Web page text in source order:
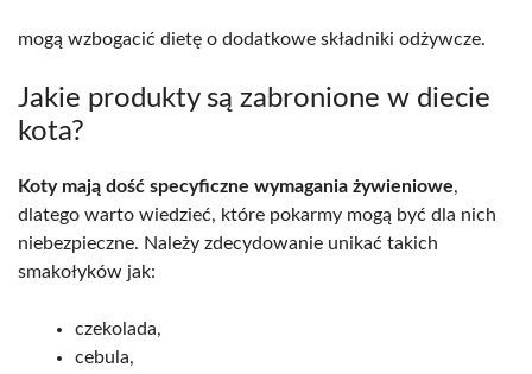
mogą wzbogacić dietę o dodatkowe składniki odżywcze.
Jakie produkty są zabronione w diecie
kota?
Koty mają dość specyficzne wymagania żywieniowe,
dlatego warto wiedzieć, które pokarmy mogą być dla nich
niebezpieczne. Należy zdecydowanie unikać takich
smakołyków jak:
czekolada,
cebula,